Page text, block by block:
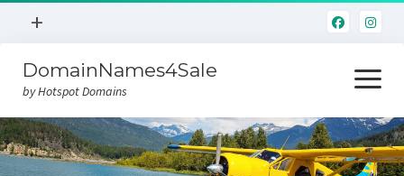
Menü
+
Hotspot.Domains
DomainNames4Sale
by Hotspot Domains
Menü
öffnen
Home